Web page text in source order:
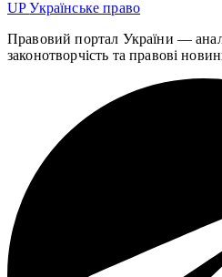
UPУкраїнське право
Правовий портал України —
законотворчість та правові